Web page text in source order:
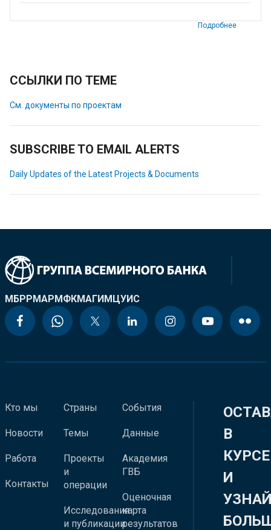
Подробнее
ССЫЛКИ ПО ТЕМЕ
См. документы по проектам
SUBSCRIBE TO EMAIL ALERTS
Daily Updates of the Latest Projects & Documents
МБРРМАРМФКМАГИМЦУИС
Кто мы
Новости
Работа
Контакты
Страны
Темы
Проекты
и
операции
Исследования
и публикации
События
Данные
Академия
ГВБ
Оценочная
карта
результатов
В
КУРСЕ
И